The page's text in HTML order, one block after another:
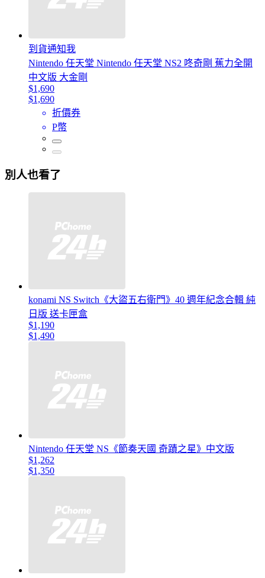
到貨通知我
Nintendo 任天堂 Nintendo 任天堂 NS2 咚奇剛 蕉力全開
中文版 大金剛
$1,690
$1,690
折價券
P幣
別人也看了
konami NS Switch《大盜五右衛門》40 週年紀念合輯 純
日版 送卡匣盒
$1,190
$1,490
Nintendo 任天堂 NS《節奏天國 奇蹟之星》中文版
$1,262
$1,350